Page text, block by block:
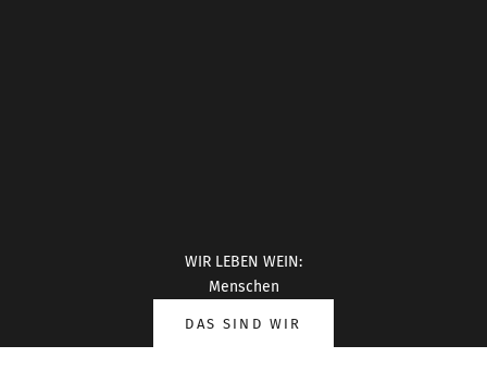
WIR LEBEN WEIN:
Menschen
DAS SIND WIR